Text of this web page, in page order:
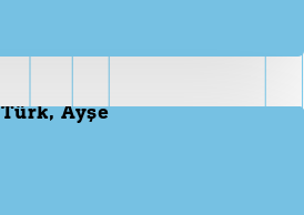
Türk, Ayşe